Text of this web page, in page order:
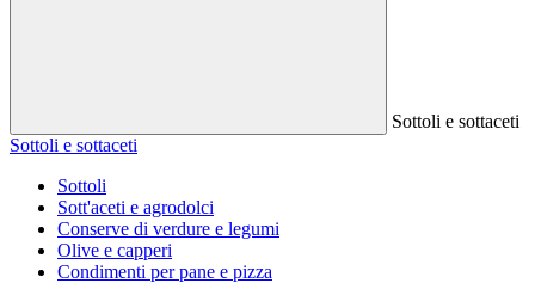
Sottoli e sottaceti
Sottoli e sottaceti
Sottoli
Sott'aceti e agrodolci
Conserve di verdure e legumi
Olive e capperi
Condimenti per pane e pizza